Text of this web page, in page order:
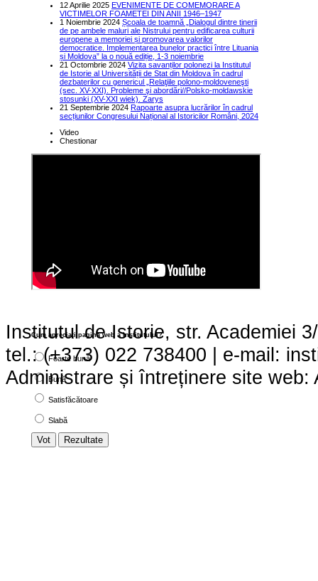
12 Aprilie 2025 EVENIMENTE DE COMEMORARE A
VICTIMELOR FOAMETEI DIN ANII 1946–1947
1 Noiembrie 2024 Școala de toamnă „Dialogul dintre tinerii
de pe ambele maluri ale Nistrului pentru edificarea culturii
europene a memoriei și promovarea valorilor
democratice. Implementarea bunelor practici între Lituania
și Moldova” la o nouă ediție, 1-3 noiembrie
21 Octombrie 2024 Vizita savanților polonezi la Institutul
de Istorie al Universității de Stat din Moldova în cadrul
dezbaterilor cu genericul „Relaţiile polono-moldoveneşti
(sec. XV-XXI). Probleme şi abordări//Polsko-mołdawskie
stosunki (XV-XXI wiek). Zarys
21 Septembrie 2024 Rapoarte asupra lucrărilor în cadrul
secțiunilor Congresului Național al Istoricilor Români, 2024
Video
Chestionar
Cum apreciaţi pagina web a institutului?
Foarte bună
Bună
Satisfăcătoare
Slabă
Institutul de Istorie, str. Academiei
tel.: (+373) 022 738400 | e-mail:
Administrare și întreținere site web: